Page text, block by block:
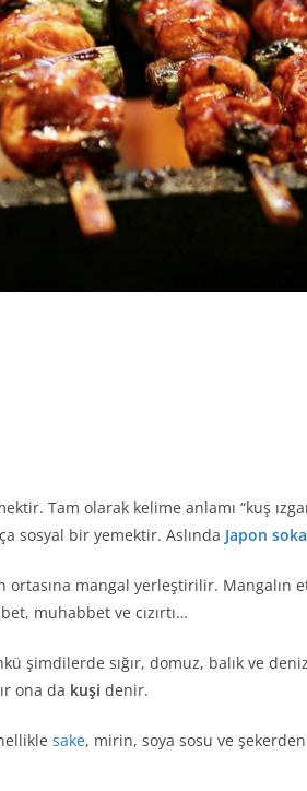
Tam olarak kelime anlamı “kuş
sosyal bir yemektir. Aslında Japon
mangal yerleştirilir.
muhabbet ve cızırtı…
şimdilerde sığır, domuz, balık ve
ona da kuşi denir.
sake, mirin, soya sosu ve